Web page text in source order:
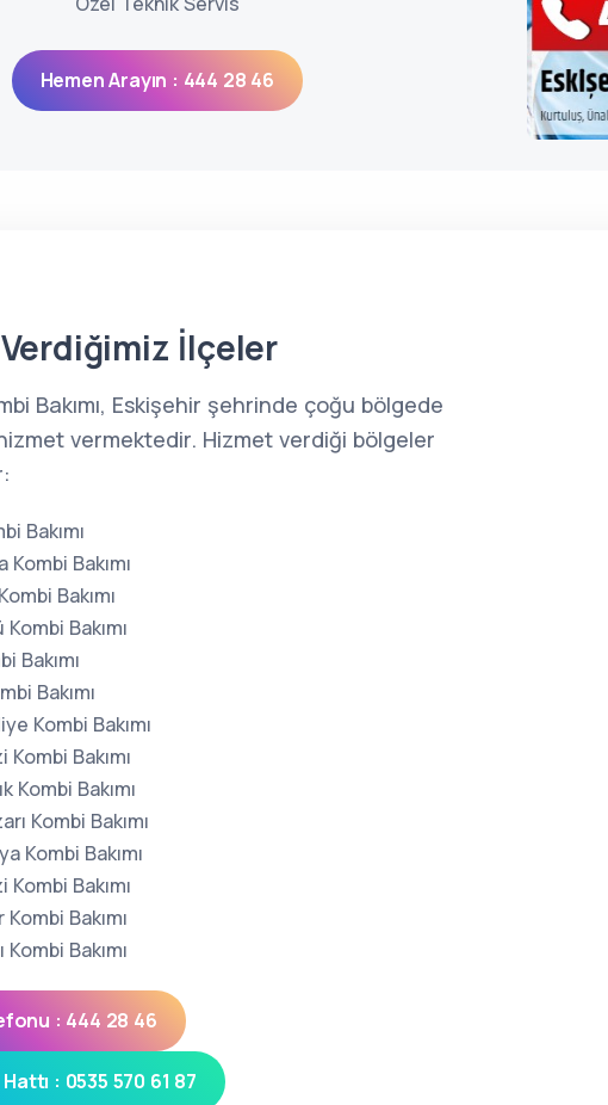
Hemen Arayın : 444 28 46
İlçeler
Bakımı, Eskişehir şehrinde çoğu bölgede
vermektedir. Hizmet verdiği bölgeler
Bakımı
Kombi Bakımı
Bakımı
Bakımı
Bakımı
Bakımı
Kombi Bakımı
Bakımı
Kombi Bakımı
Kombi Bakımı
Kombi Bakımı
Bakımı
Bakımı
Kombi Bakımı
: 444 28 46
: 0535 570 61 87